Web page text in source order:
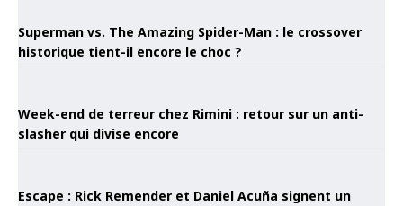
Superman vs. The Amazing Spider-Man : le crossover
historique tient-il encore le choc ?
Week-end de terreur chez Rimini : retour sur un anti-
slasher qui divise encore
Escape : Rick Remender et Daniel Acuña signent un